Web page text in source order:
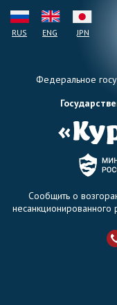
Федеральное
RUS ENG JPN
Сообщить о